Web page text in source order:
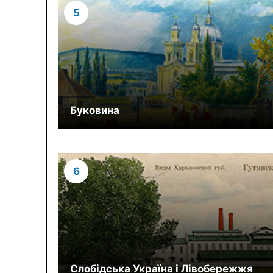
5
Буковина
6
Слобідська Україна і Лівобережжя